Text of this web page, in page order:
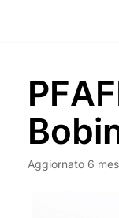
Aggiornato 6